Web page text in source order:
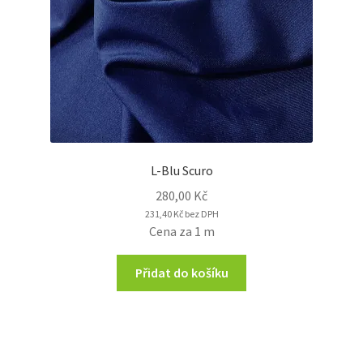
L-Blu Scuro
280,00 Kč
231,40 Kčbez DPH
Cena za 1 m
Přidat do košíku